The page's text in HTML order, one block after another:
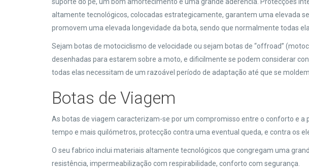
altamente tecnológicos, colocadas estrategicamente, garantem uma elevada
promovem uma elevada longevidade da bota, sendo que normalmente todas
Sejam botas de motociclismo de velocidade ou sejam botas de “offroad”
desenhadas para estarem sobre a moto, e dificilmente se podem considerar
todas elas necessitam de um razoável período de adaptação até que se moldem
Botas de Viagem
As botas de viagem caracterizam-se por um compromisso entre o conforto e a
tempo e mais quilómetros, protecção contra uma eventual queda, e contra os
O seu fabrico inclui materiais altamente tecnológicos que congregam uma
resistência, impermeabilização com respirabilidade, conforto com segurança.